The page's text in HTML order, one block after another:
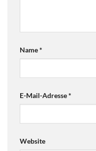
Name*
E-Mail-Adresse*
Website